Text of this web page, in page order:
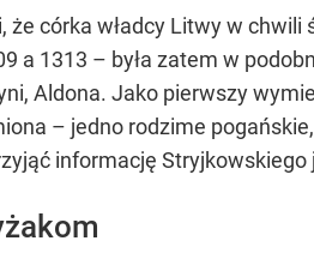
córka władcy Litwy w
a 1313 – była zatem w
Aldona. Jako pierwszy
– jedno rodzime
informację